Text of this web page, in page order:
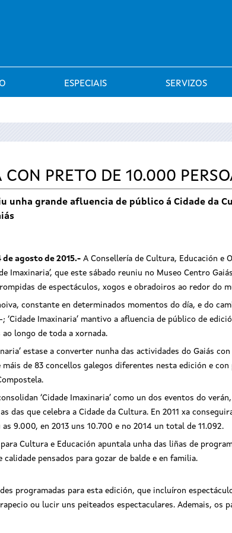
ESPECIAIS SERVIZOS
PRETO DE 10.000
unha grande afluencia de público á Cidade da
Cultura, Educación e
celebra o éxito do
que este sábado
Centro Gaiás a preto de
A Consellería de Cultura,
reuniu no Museo Centro Gaiás a
10.000 persoas
de agosto de 2015.- A Consellería de Cultura, Educación e
Imaxinaria’, que este sábado reuniu no Museo Centro
de espectáculos, xogos e obradoiros ao redor do
constante en determinados momentos do día, e do
; ‘Cidade Imaxinaria’ mantivo a afluencia de público de
longo de toda a xornada.
estase a converter nunha das actividades do Gaiás
máis de 83 concellos galegos diferentes nesta edición e
‘Cidade Imaxinaria’ como un dos eventos do
das que celebra a Cidade da Cultura. En 2011 xa
as 9.000, en 2013 uns 10.700 e no 2014 un total de 11.092.
Cultura e Educación apuntala unha das liñas de
pensados para gozar de balde e en familia.
programadas para esta edición, que incluíron
ou lucir uns peiteados espectaculares. Ademais, os